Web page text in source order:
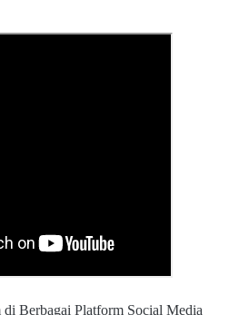
Berbagai Platform Social Media